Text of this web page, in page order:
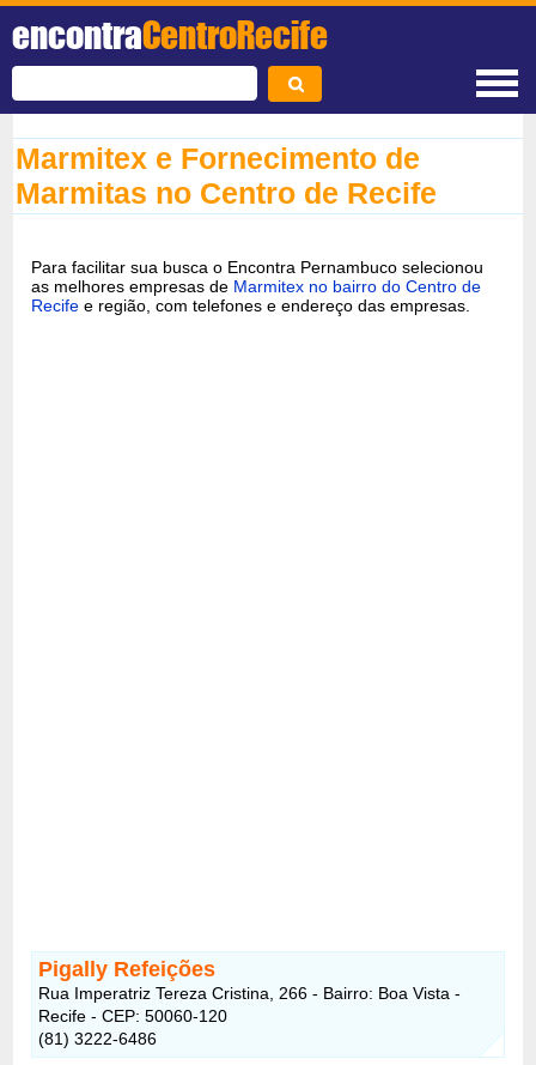
encontraCentroRecife
Marmitex e Fornecimento de
Marmitas no Centro de Recife
Para facilitar sua busca o Encontra Pernambuco selecionou
as melhores empresas de Marmitex no bairro do Centro de
Recife e região, com telefones e endereço das empresas.
Pigally Refeições
Rua Imperatriz Tereza Cristina, 266 - Bairro: Boa Vista -
Recife - CEP: 50060-120
(81) 3222-6486